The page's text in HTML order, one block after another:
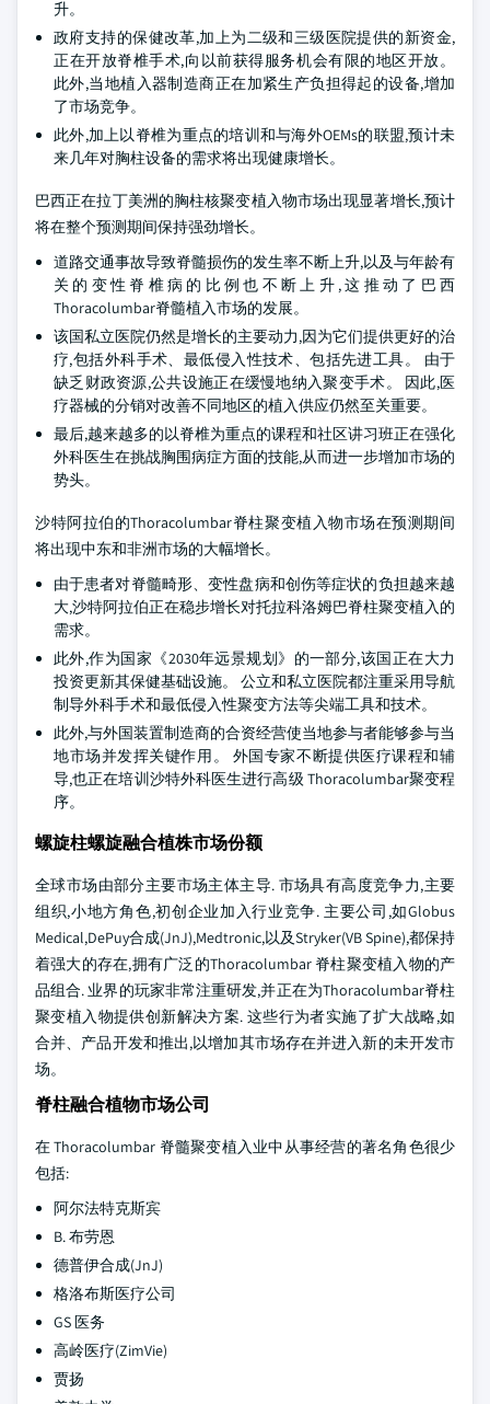
升。
政府支持的保健改革,加上为二级和三级医院提供的新资金,
正在开放脊椎手术,向以前获得服务机会有限的地区开放。
此外,当地植入器制造商正在加紧生产负担得起的设备,增加
了市场竞争。
此外,加上以脊椎为重点的培训和与海外OEMs的联盟,预计未
来几年对胸柱设备的需求将出现健康增长。
巴西正在拉丁美洲的胸柱核聚变植入物市场出现显著增长,预计
将在整个预测期间保持强劲增长。
道路交通事故导致脊髓损伤的发生率不断上升,以及与年龄有
关的变性脊椎病的比例也不断上升,这推动了巴西
Thoracolumbar脊髓植入市场的发展。
该国私立医院仍然是增长的主要动力,因为它们提供更好的治
疗,包括外科手术、最低侵入性技术、包括先进工具。 由于
缺乏财政资源,公共设施正在缓慢地纳入聚变手术。 因此,医
疗器械的分销对改善不同地区的植入供应仍然至关重要。
最后,越来越多的以脊椎为重点的课程和社区讲习班正在强化
外科医生在挑战胸围病症方面的技能,从而进一步增加市场的
势头。
沙特阿拉伯的Thoracolumbar脊柱聚变植入物市场在预测期间
将出现中东和非洲市场的大幅增长。
由于患者对脊髓畸形、变性盘病和创伤等症状的负担越来越
大,沙特阿拉伯正在稳步增长对托拉科洛姆巴脊柱聚变植入的
需求。
此外,作为国家《2030年远景规划》的一部分,该国正在大力
投资更新其保健基础设施。 公立和私立医院都注重采用导航
制导外科手术和最低侵入性聚变方法等尖端工具和技术。
此外,与外国装置制造商的合资经营使当地参与者能够参与当
地市场并发挥关键作用。 外国专家不断提供医疗课程和辅
导,也正在培训沙特外科医生进行高级 Thoracolumbar聚变程
序。
螺旋柱螺旋融合植株市场份额
全球市场由部分主要市场主体主导. 市场具有高度竞争力,主要
组织,小地方角色,初创企业加入行业竞争. 主要公司,如Globus
Medical,DePuy合成(JnJ),Medtronic,以及Stryker(VB Spine),都保持
着强大的存在,拥有广泛的Thoracolumbar 脊柱聚变植入物的产
品组合. 业界的玩家非常注重研发,并正在为Thoracolumbar脊柱
聚变植入物提供创新解决方案. 这些行为者实施了扩大战略,如
合并、产品开发和推出,以增加其市场存在并进入新的未开发市
场。
脊柱融合植物市场公司
在 Thoracolumbar 脊髓聚变植入业中从事经营的著名角色很少
包括:
阿尔法特克斯宾
B. 布劳恩
德普伊合成(JnJ)
格洛布斯医疗公司
GS 医务
高岭医疗(ZimVie)
贾扬